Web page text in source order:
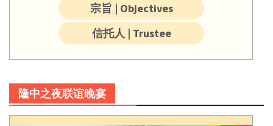
宗旨 | Objectives
信托人 | Trustee
隆中之夜联谊晚宴